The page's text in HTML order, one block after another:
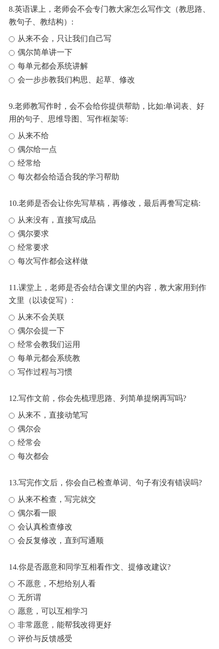
8.英语课上，老师会不会专门教大家怎么写作文（教思路、
教句子、教结构）:
从来不会，只让我们自己写
偶尔简单讲一下
每单元都会系统讲解
会一步步教我们构思、起草、修改
9.老师教写作时，会不会给你提供帮助，比如:单词表、好
用的句子、思维导图、写作框架等:
从来不给
偶尔给一点
经常给
每次都会给适合我的学习帮助
10.老师是否会让你先写草稿，再修改，最后再誊写定稿:
从来没有，直接写成品
偶尔要求
经常要求
每次写作都会这样做
11.课堂上，老师是否会结合课文里的内容，教大家用到作
文里（以读促写）:
从来不会关联
偶尔会提一下
经常会教我们运用
每单元都会系统教
写作过程与习惯
12.写作文前，你会先梳理思路、列简单提纲再写吗?
从来不，直接动笔写
偶尔会
经常会
每次都会
13.写完作文后，你会自己检查单词、句子有没有错误吗?
从来不检查，写完就交
偶尔看一眼
会认真检查修改
会反复修改，直到写通顺
14.你是否愿意和同学互相看作文、提修改建议?
不愿意，不想给别人看
无所谓
愿意，可以互相学习
非常愿意，能帮我改得更好
评价与反馈感受